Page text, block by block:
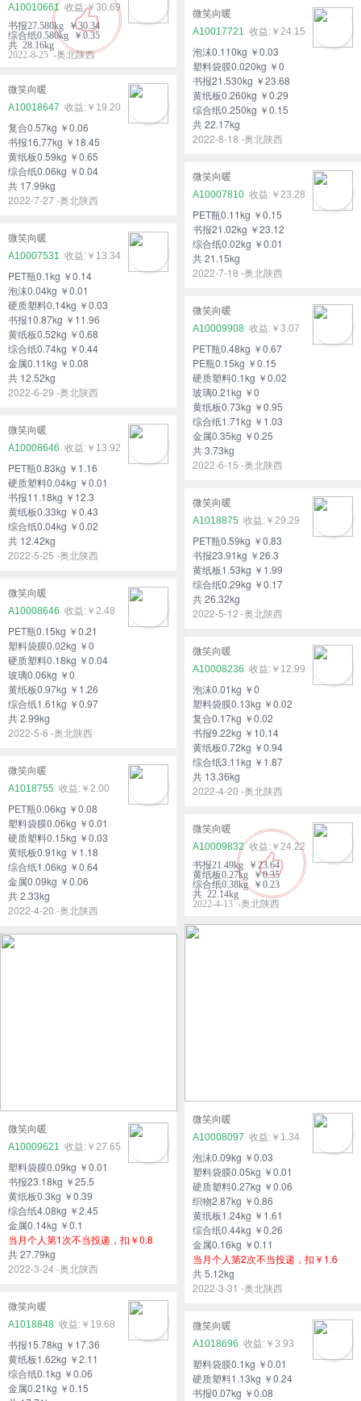
A10010661
￥30.69
书报27.580kg ￥30.34
综合纸0.580kg ￥0.35
共 28.16kg
2022-8-25 -奥北陕西
微笑向暖
A10017721
￥24.15
泡沫0.110kg ￥0.03
塑料袋膜0.020kg ￥0
书报21.530kg ￥23.68
黄纸板0.260kg ￥0.29
综合纸0.250kg ￥0.15
共 22.17kg
2022-8-18 -奥北陕西
微笑向暖
A10018647
￥19.20
复合0.57kg ￥0.06
书报16.77kg ￥18.45
黄纸板0.59kg ￥0.65
综合纸0.06kg ￥0.04
共 17.99kg
2022-7-27 -奥北陕西
微笑向暖
A10007810
￥23.28
PET瓶0.11kg ￥0.15
书报21.02kg ￥23.12
综合纸0.02kg ￥0.01
共 21.15kg
2022-7-18 -奥北陕西
微笑向暖
A10007531
￥13.34
PET瓶0.1kg ￥0.14
泡沫0.04kg ￥0.01
硬质塑料0.14kg ￥0.03
书报10.87kg ￥11.96
黄纸板0.52kg ￥0.68
综合纸0.74kg ￥0.44
金属0.11kg ￥0.08
共 12.52kg
2022-6-29 -奥北陕西
微笑向暖
A10009908
￥3.07
PET瓶0.48kg ￥0.67
PE瓶0.15kg ￥0.15
硬质塑料0.1kg ￥0.02
玻璃0.21kg ￥0
黄纸板0.73kg ￥0.95
综合纸1.71kg ￥1.03
金属0.35kg ￥0.25
共 3.73kg
2022-6-15 -奥北陕西
微笑向暖
A10008646
￥13.92
PET瓶0.83kg ￥1.16
硬质塑料0.04kg ￥0.01
书报11.18kg ￥12.3
黄纸板0.33kg ￥0.43
综合纸0.04kg ￥0.02
共 12.42kg
2022-5-25 -奥北陕西
微笑向暖
A1018875
￥29.29
PET瓶0.59kg ￥0.83
书报23.91kg ￥26.3
黄纸板1.53kg ￥1.99
综合纸0.29kg ￥0.17
共 26.32kg
2022-5-12 -奥北陕西
微笑向暖
A10008646
￥2.48
PET瓶0.15kg ￥0.21
塑料袋膜0.02kg ￥0
硬质塑料0.18kg ￥0.04
玻璃0.06kg ￥0
黄纸板0.97kg ￥1.26
综合纸1.61kg ￥0.97
共 2.99kg
2022-5-6 -奥北陕西
微笑向暖
A10008236
￥12.99
泡沫0.01kg ￥0
塑料袋膜0.13kg ￥0.02
复合0.17kg ￥0.02
书报9.22kg ￥10.14
黄纸板0.72kg ￥0.94
综合纸3.11kg ￥1.87
共 13.36kg
2022-4-20 -奥北陕西
微笑向暖
A1018755
￥2.00
PET瓶0.06kg ￥0.08
塑料袋膜0.06kg ￥0.01
硬质塑料0.15kg ￥0.03
黄纸板0.91kg ￥1.18
综合纸1.06kg ￥0.64
金属0.09kg ￥0.06
共 2.33kg
2022-4-20 -奥北陕西
微笑向暖
A10009832
￥24.22
书报21.49kg ￥23.64
黄纸板0.27kg ￥0.35
综合纸0.38kg ￥0.23
共 22.14kg
2022-4-13 -奥北陕西
微笑向暖
A10008097
￥1.34
泡沫0.09kg ￥0.03
塑料袋膜0.05kg ￥0.01
硬质塑料0.27kg ￥0.06
织物2.87kg ￥0.86
黄纸板1.24kg ￥1.61
综合纸0.44kg ￥0.26
金属0.16kg ￥0.11
当月个人第2次不当投递，扣￥1.6
共 5.12kg
2022-3-31 -奥北陕西
微笑向暖
A10009621
￥27.65
塑料袋膜0.09kg ￥0.01
书报23.18kg ￥25.5
黄纸板0.3kg ￥0.39
综合纸4.08kg ￥2.45
金属0.14kg ￥0.1
当月个人第1次不当投递，扣￥0.8
共 27.79kg
2022-3-24 -奥北陕西
微笑向暖
A1018848
￥19.68
书报15.78kg ￥17.36
黄纸板1.62kg ￥2.11
综合纸0.1kg ￥0.06
金属0.21kg ￥0.15
微笑向暖
A1018696
￥3.93
塑料袋膜0.1kg ￥0.01
硬质塑料1.13kg ￥0.24
书报0.07kg ￥0.08